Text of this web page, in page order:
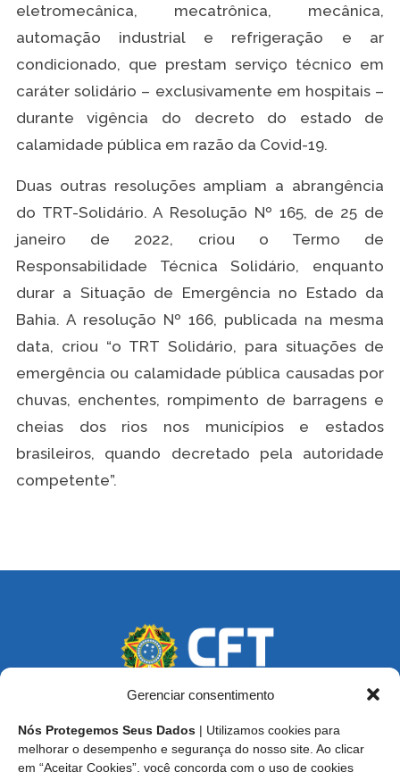
Gerenciar consentimento
Nós Protegemos Seus Dados | Utilizamos cookies para
melhorar o desempenho e segurança do nosso site. Ao clicar
em “Aceitar Cookies”, você concorda com o uso de cookies
eletromecânica, mecatrônica, mecânica,
automação industrial e refrigeração e ar
condicionado, que prestam serviço técnico em
caráter solidário – exclusivamente em hospitais –
durante vigência do decreto do estado de
calamidade pública em razão da Covid-19.
Duas outras resoluções ampliam a abrangência
do TRT-Solidário. A Resolução Nº 165, de 25 de
janeiro de 2022, criou o Termo de
Responsabilidade Técnica Solidário, enquanto
durar a Situação de Emergência no Estado da
Bahia. A resolução Nº 166, publicada na mesma
data, criou “o TRT Solidário, para situações de
emergência ou calamidade pública causadas por
chuvas, enchentes, rompimento de barragens e
cheias dos rios nos municípios e estados
brasileiros, quando decretado pela autoridade
competente”.
Endereço: SCS, Quadra 02, Bloco D, Ed. Oscar Niemeyer,
9º Andar CEP 70.316-900 - Brasília/DF